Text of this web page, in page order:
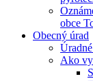
obce
Obecný úrad
Ako